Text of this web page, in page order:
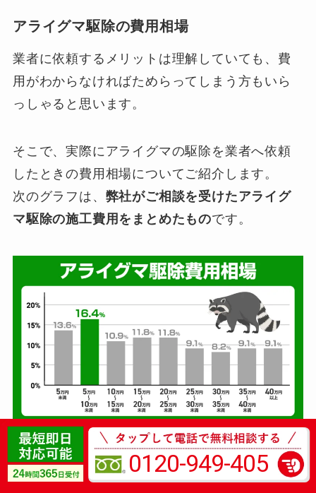
アライグマ駆除の費用相場
業者に依頼するメリットは理解していても、費
用がわからなければためらってしまう方もいら
っしゃると思います。
そこで、実際にアライグマの駆除を業者へ依頼
したときの費用相場についてご紹介します。
次のグラフは、 弊社がご相談を受けたアライグ
マ駆除の施工費用をまとめたものです。
0120-949-405